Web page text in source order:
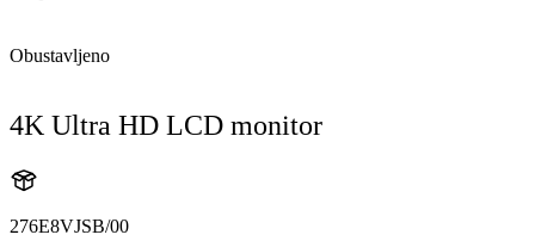
Obustavljeno
4K Ultra HD LCD monitor
276E8VJSB/00